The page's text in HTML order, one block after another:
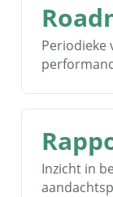
Periodieke
Inzicht in